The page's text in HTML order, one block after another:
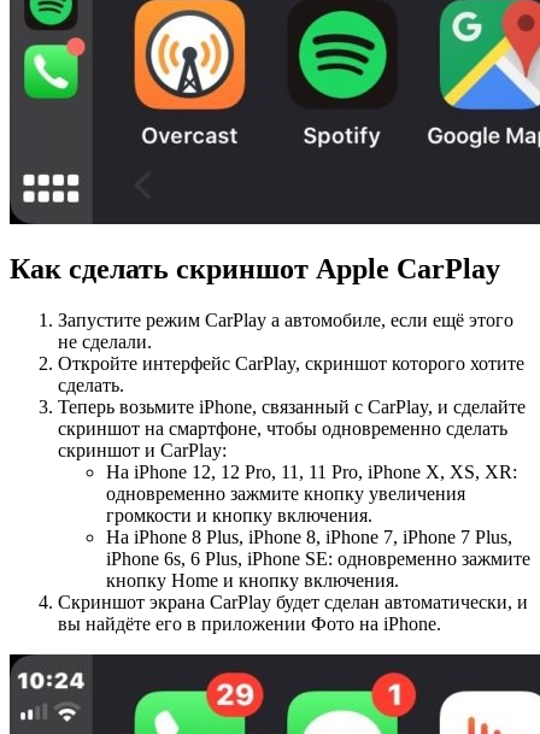
Как сделать скриншот Apple CarPlay
Запустите режим CarPlay а автомобиле, если ещё этого
не сделали.
Откройте интерфейс CarPlay, скриншот которого хотите
сделать.
Теперь возьмите iPhone, связанный с CarPlay, и сделайте
скриншот на смартфоне, чтобы одновременно сделать
скриншот и CarPlay:
На iPhone 12, 12 Pro, 11, 11 Pro, iPhone X, XS, XR:
одновременно зажмите кнопку увеличения
громкости и кнопку включения.
На iPhone 8 Plus, iPhone 8, iPhone 7, iPhone 7 Plus,
iPhone 6s, 6 Plus, iPhone SE: одновременно зажмите
кнопку Home и кнопку включения.
Скриншот экрана CarPlay будет сделан автоматически, и
вы найдёте его в приложении Фото на iPhone.